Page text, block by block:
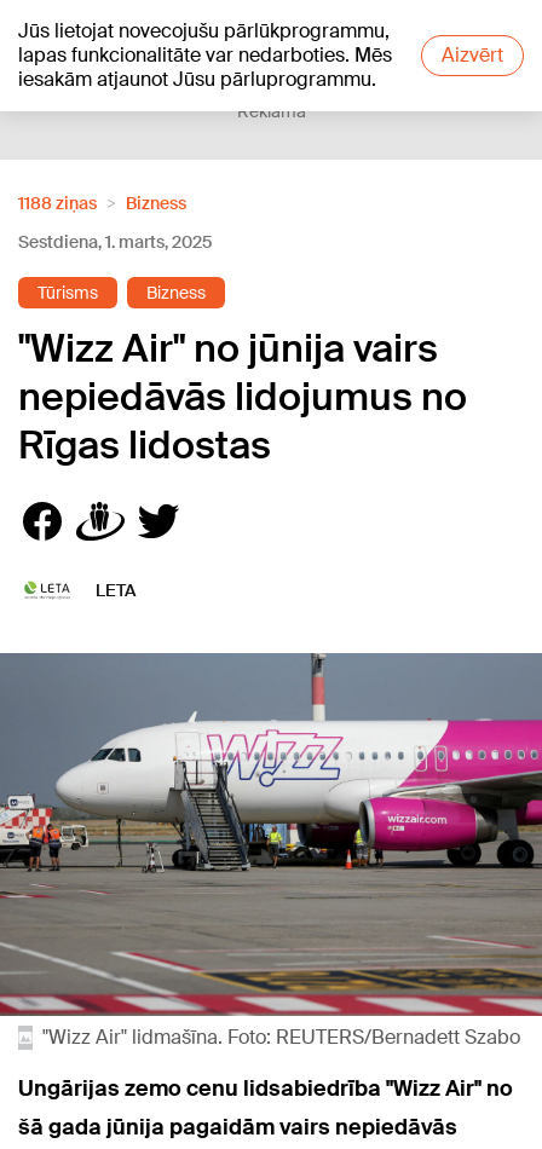
Jūs lietojat novecojušu pārlūkprogrammu,
lapas funkcionalitāte var nedarboties. Mēs
iesakām atjaunot Jūsu pārluprogrammu.
Aizvērt
+20°C
Reklāma
1188 ziņas
Bizness
Sestdiena, 1. marts, 2025
Tūrisms Bizness
"Wizz Air" no jūnija vairs
nepiedāvās lidojumus no
Rīgas lidostas
LETA
"Wizz Air" lidmašīna. Foto: REUTERS/Bernadett Szabo
Ungārijas zemo cenu lidsabiedrība "Wizz Air" no
šā gada jūnija pagaidām vairs nepiedāvās